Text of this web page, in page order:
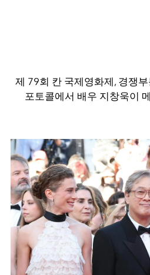
제 79회 칸 국제영화제, 경쟁
포토콜에서 배우 지창욱이